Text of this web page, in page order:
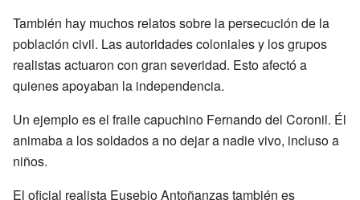
También hay muchos relatos sobre la persecución de la
población civil. Las autoridades coloniales y los grupos
realistas actuaron con gran severidad. Esto afectó a
quienes apoyaban la independencia.
Un ejemplo es el fraile capuchino Fernando del Coronil. Él
animaba a los soldados a no dejar a nadie vivo, incluso a
niños.
El oficial realista Eusebio Antoñanzas también es